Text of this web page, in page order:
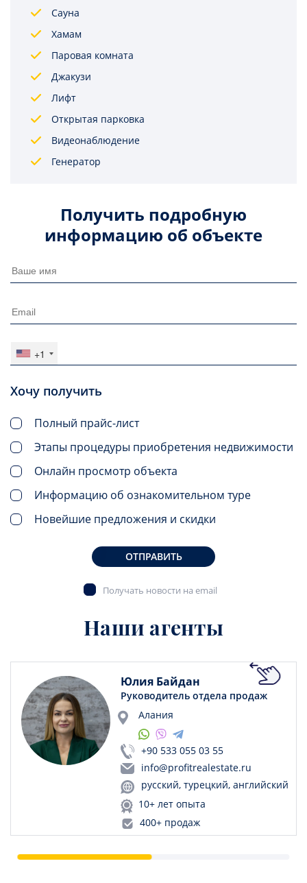
Сауна
Хамам
Паровая комната
Джакузи
Лифт
Открытая парковка
Видеонаблюдение
Генератор
Получить подробную
информацию об объекте
+1
Хочу получить
Полный прайс-лист
Этапы процедуры приобретения недвижимости
Онлайн просмотр объекта
Информацию об ознакомительном туре
Новейшие предложения и скидки
ОТПРАВИТЬ
Получать новости на email
Наши агенты
Юлия Байдан
Руководитель отдела продаж
Алания
+90 533 055 03 55
info@profitrealestate.ru
русский, турецкий, английский
10+ лет опыта
400+ продаж